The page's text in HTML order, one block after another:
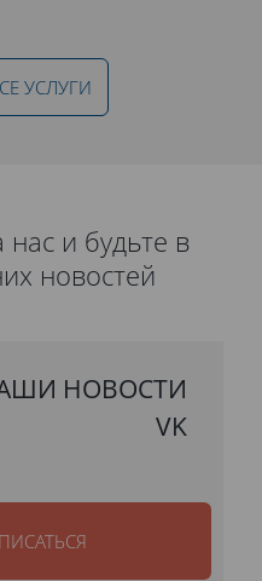
УСЛУГИ
и будьте в
новостей
НОВОСТИ
VK